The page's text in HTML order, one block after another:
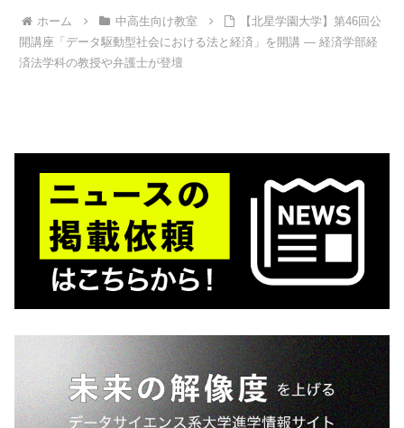
ホーム 中高生向け教室
【北星学園大学】第46回公
開講座「データ駆動型社会における法と経済」を開講 — 経済学部経
済法学科の教授や弁護士が登壇